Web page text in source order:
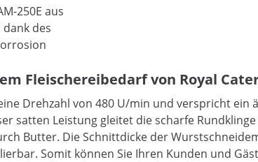
250E aus
des
Fleischereibedarf von Royal
Drehzahl von 480 U/min und verspricht ein
satten Leistung gleitet die scharfe
Butter. Die Schnittdicke der
Somit können Sie Ihren Kunden und